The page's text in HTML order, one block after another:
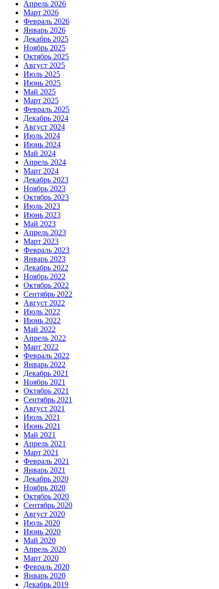
Апрель 2026
Март 2026
Февраль 2026
Январь 2026
Декабрь 2025
Ноябрь 2025
Октябрь 2025
Август 2025
Июль 2025
Июнь 2025
Май 2025
Март 2025
Февраль 2025
Декабрь 2024
Август 2024
Июль 2024
Июнь 2024
Май 2024
Апрель 2024
Март 2024
Декабрь 2023
Ноябрь 2023
Октябрь 2023
Июль 2023
Июнь 2023
Май 2023
Апрель 2023
Март 2023
Февраль 2023
Январь 2023
Декабрь 2022
Ноябрь 2022
Октябрь 2022
Сентябрь 2022
Август 2022
Июль 2022
Июнь 2022
Май 2022
Апрель 2022
Март 2022
Февраль 2022
Январь 2022
Декабрь 2021
Ноябрь 2021
Октябрь 2021
Сентябрь 2021
Август 2021
Июль 2021
Июнь 2021
Май 2021
Апрель 2021
Март 2021
Февраль 2021
Январь 2021
Декабрь 2020
Ноябрь 2020
Октябрь 2020
Сентябрь 2020
Август 2020
Июль 2020
Июнь 2020
Май 2020
Апрель 2020
Март 2020
Февраль 2020
Январь 2020
Декабрь 2019